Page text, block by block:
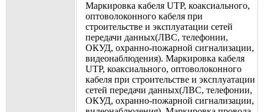
Маркировка кабеля UTP, коаксиального,
оптоволоконного кабеля при
строительстве и эксплуатации сетей
передачи данных(ЛВС, телефонии,
ОКУД, охранно-пожарной сигнализации,
видеонаблюдения). Маркировка кабеля
UTP, коаксиального, оптоволоконного
кабеля при строительстве и эксплуатации
сетей передачи данных(ЛВС, телефонии,
ОКУД, охранно-пожарной сигнализации,